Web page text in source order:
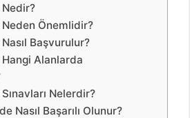
Önemlidir?
Başvurulur?
Alanlarda
Nelerdir?
Nasıl Başarılı Olunur?